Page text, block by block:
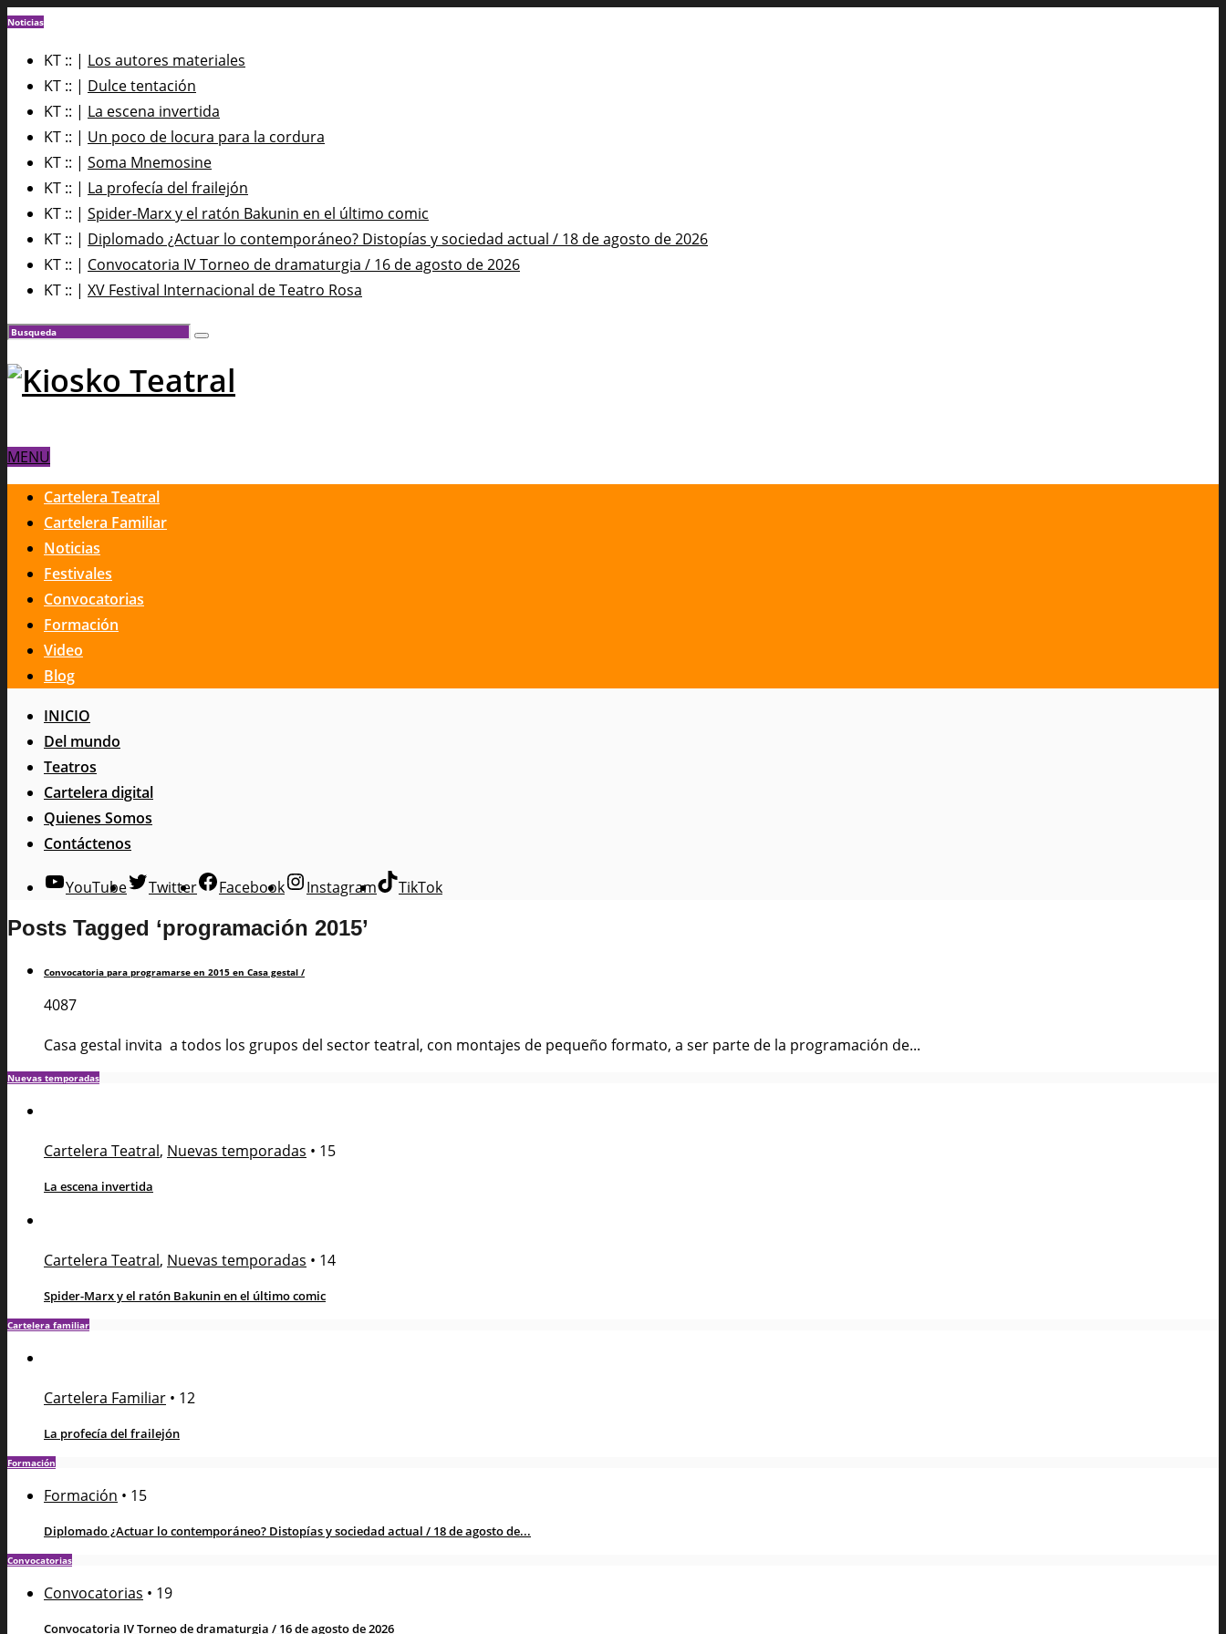
Noticias
KT :: | Los autores materiales
KT :: | Dulce tentación
KT :: | La escena invertida
KT :: | Un poco de locura para la cordura
KT :: | Soma Mnemosine
KT :: | La profecía del frailejón
KT :: | Spider-Marx y el ratón Bakunin en el último comic
KT :: | Diplomado ¿Actuar lo contemporáneo? Distopías y sociedad actual / 18 de agosto de 2026
KT :: | Convocatoria IV Torneo de dramaturgia / 16 de agosto de 2026
KT :: | XV Festival Internacional de Teatro Rosa
MENU
Cartelera Teatral
Cartelera Familiar
Noticias
Festivales
Convocatorias
Formación
Video
Blog
INICIO
Del mundo
Teatros
Cartelera digital
Quienes Somos
Contáctenos
YouTube Twitter Facebook Instagram TikTok
Posts Tagged ‘programación 2015’
Convocatoria para programarse en 2015 en Casa gestal /
4087
Casa gestal invita a todos los grupos del sector teatral, con montajes de pequeño formato, a ser parte de la programación de...
Nuevas temporadas
Cartelera Teatral, Nuevas temporadas • 15
La escena invertida
Cartelera Teatral, Nuevas temporadas • 14
Spider-Marx y el ratón Bakunin en el último comic
Cartelera familiar
Cartelera Familiar • 12
La profecía del frailejón
Formación
Formación • 15
Diplomado ¿Actuar lo contemporáneo? Distopías y sociedad actual / 18 de agosto de...
Convocatorias
Convocatorias • 19
Convocatoria IV Torneo de dramaturgia / 16 de agosto de 2026